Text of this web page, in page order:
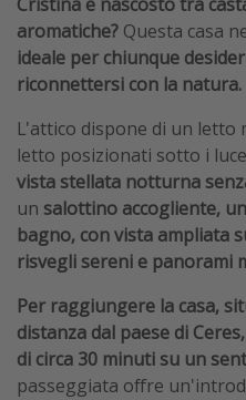
aromatiche? Questa casa
ideale per chiunque
riconnettersi con la natura.
L'attico dispone di un letto
letto posizionati sotto i
vista stellata notturna
un salottino accogliente,
bagno, con vista ampliata
risvegli sereni e panorami
Per raggiungere la casa,
distanza dal paese di
di circa 30 minuti su un
passeggiata offre